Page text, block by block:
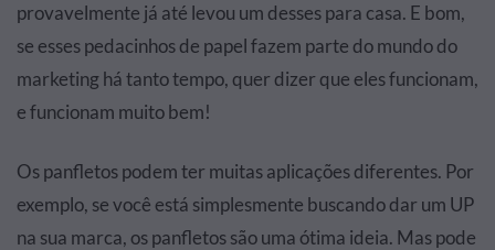
provavelmente já até levou um desses para casa. E bom,
se esses pedacinhos de papel fazem parte do mundo do
marketing há tanto tempo, quer dizer que eles funcionam,
e funcionam muito bem!
Os panfletos podem ter muitas aplicações diferentes. Por
exemplo, se você está simplesmente buscando dar um UP
na sua marca, os panfletos são uma ótima ideia. Mas pode